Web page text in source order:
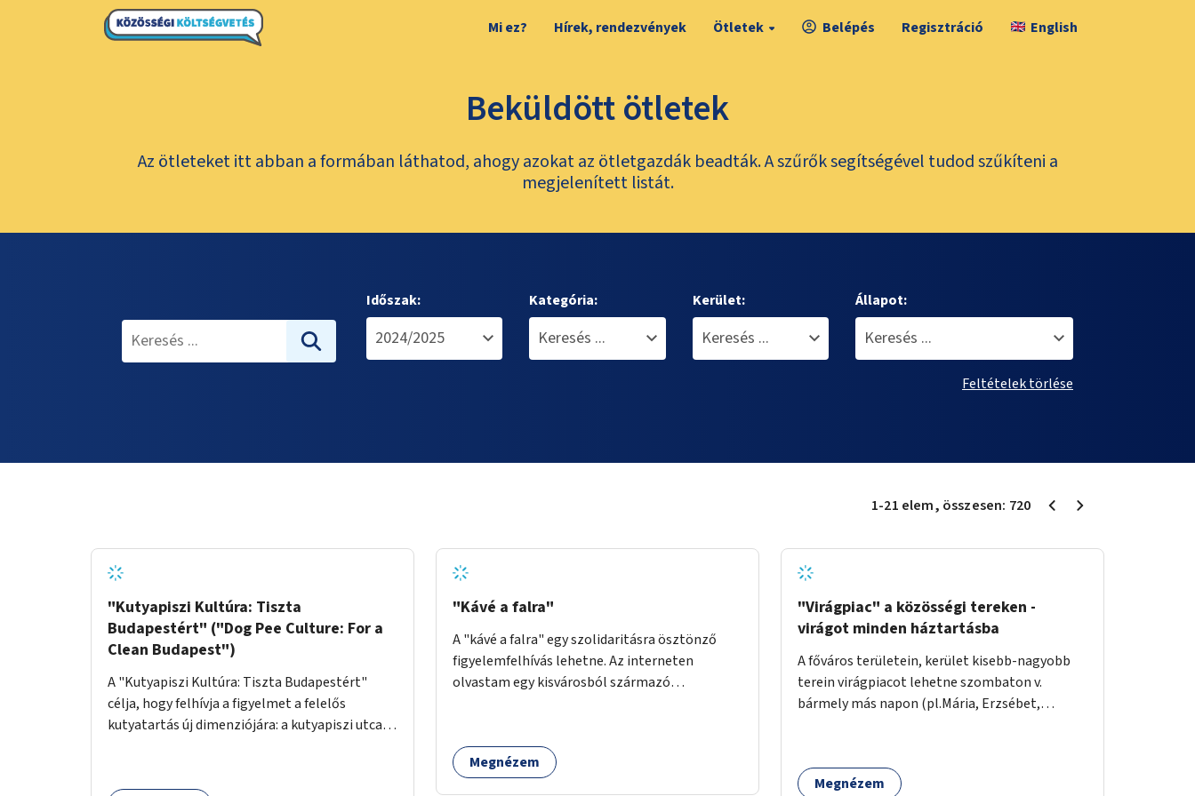
Mi ez? Hírek, rendezvények Ötletek Belépés Regisztráció English
Beküldött ötletek
Az ötleteket itt abban a formában láthatod, ahogy azokat az ötletgazdák beadták. A szűrők segítségével tudod szűkíteni a
megjelenített listát.
Időszak: Kategória: Kerület: Állapot:
Feltételek törlése
1-21 elem, összesen: 720
"Kutyapiszi Kultúra: Tiszta
Budapestért" ("Dog Pee Culture: For a
Clean Budapest")
A "Kutyapiszi Kultúra: Tiszta Budapestért"
célja, hogy felhívja a figyelmet a felelős
kutyatartás új dimenziójára: a kutyapiszi utcai
hogy séta közben, amikor kedvencük a járdára
"Kávé a falra"
A "kávé a falra" egy szolidaritásra ösztönző
figyelemfelhívás lehetne. Az interneten
olvastam egy kisvárosból származó
dolgozói a falra. Ha egy arra rászoruló betért, a
falról ingyenesen megkaphatta a már
Megnézem
"Virágpiac" a közösségi tereken -
virágot minden háztartásba
A főváros területein, kerület kisebb-nagyobb
terein virágpiacot lehetne szombaton v.
bármely más napon (pl.Mária, Erzsébet,
helyeket, 50-150nm vagy afeletti területet (ha
sokakat érdekelne). Névleges összeget fizetne
Megnézem